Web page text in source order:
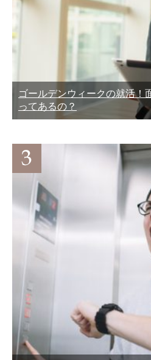
ゴールデンウィークの就活！
ってあるの？